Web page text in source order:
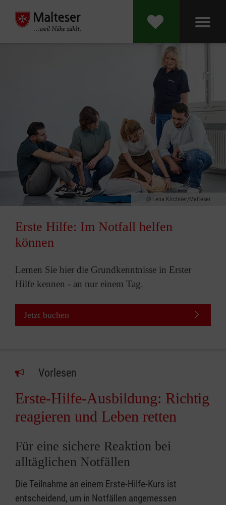
Lena Kirchner/Malteser
Erste Hilfe: Im Notfall helfen
können
Lernen Sie hier die Grundkenntnisse in Erster
Hilfe kennen - an nur einem Tag.
Jetzt buchen
Vorlesen
Erste-Hilfe-Ausbildung: Richtig
reagieren und Leben retten
Für eine sichere Reaktion bei
alltäglichen Notfällen
Die Teilnahme an einem Erste-Hilfe-Kurs ist
entscheidend, um in Notfällen angemessen